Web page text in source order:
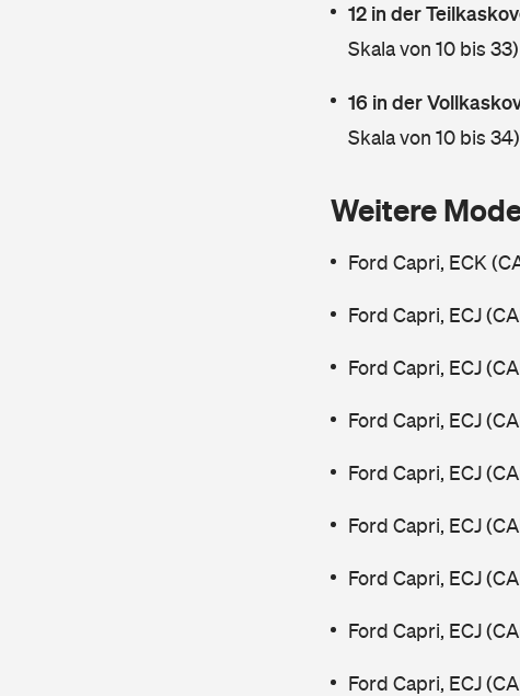
12 in der
Skala von 10 bis 33)
16 in der
Skala von 10 bis 34)
Weitere
Ford Capri, ECK
Ford Capri, ECJ
Ford Capri, ECJ
Ford Capri, ECJ
Ford Capri, ECJ
Ford Capri, ECJ
Ford Capri, ECJ
Ford Capri, ECJ
Ford Capri, ECJ